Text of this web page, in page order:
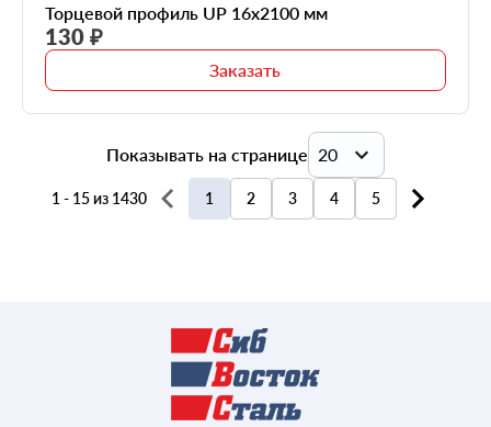
Торцевой профиль UP 16х2100 мм
130 ₽
Заказать
Показывать на странице 20
20
1 - 15 из 1430 1 2 3 4 5